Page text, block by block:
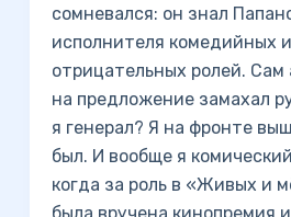
сомневался: он знал
исполнителя комедийных
отрицательных ролей. Сам
на предложение замахал
я генерал? Я на фронте
был. И вообще я
когда за роль в «Живых и